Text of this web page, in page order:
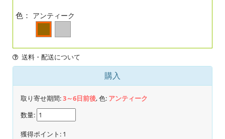
色： アンティーク
送料・配送について
購入
取り寄せ期間:3～6日前後, 色: アンティーク
数量:
獲得ポイント: 1